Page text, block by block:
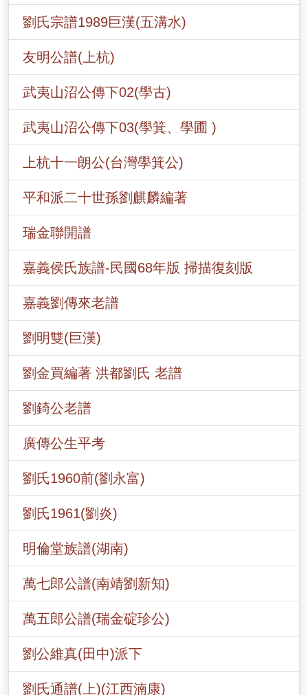
劉氏宗譜1989巨漢(五溝水)
友明公譜(上杭)
武夷山沼公傳下02(學古)
武夷山沼公傳下03(學箕、學圃 )
上杭十一朗公(台灣學箕公)
平和派二十世孫劉麒麟編著
瑞金聯開譜
嘉義侯氏族譜-民國68年版 掃描復刻版
嘉義劉傳來老譜
劉明雙(巨漢)
劉金買編著 洪都劉氏 老譜
劉錡公老譜
廣傳公生平考
劉氏1960前(劉永富)
劉氏1961(劉炎)
明倫堂族譜(湖南)
萬七郎公譜(南靖劉新知)
萬五郎公譜(瑞金碇珍公)
劉公維真(田中)派下
劉氏通譜(上)(江西湳康)